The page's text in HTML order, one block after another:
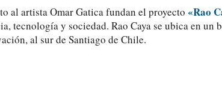
al artista Omar Gatica fundan el proyecto «Rao
tecnología y sociedad. Rao Caya se ubica en un
al sur de Santiago de Chile.